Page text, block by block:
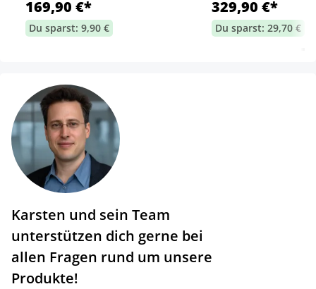
169,90 €*
Du sparst: 9,90 €
329,90 €*
Du sparst: 29,70 €
Karsten und sein Team
unterstützen dich gerne bei
allen Fragen rund um unsere
Produkte!